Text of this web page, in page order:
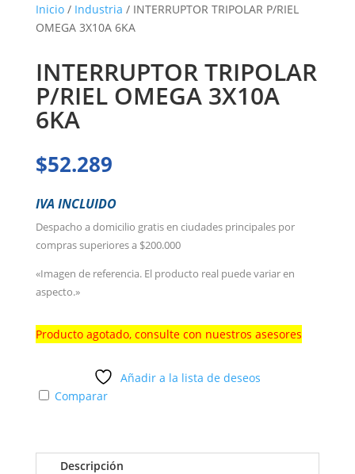
Inicio/ Industria / INTERRUPTOR TRIPOLAR P/RIEL
OMEGA 3X10A 6KA
INTERRUPTOR TRIPOLAR
P/RIEL OMEGA 3X10A
6KA
$52.289
IVA INCLUIDO
Despacho a domicilio gratis en ciudades principales por
compras superiores a $200.000
«Imagen de referencia. El producto real puede variar en
aspecto.»
Producto agotado, consulte con nuestros asesores
Añadir a la lista de deseos
Comparar
Descripción